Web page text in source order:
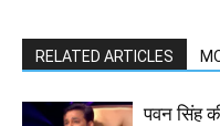
RELATED ARTICLES
पवन सिंह